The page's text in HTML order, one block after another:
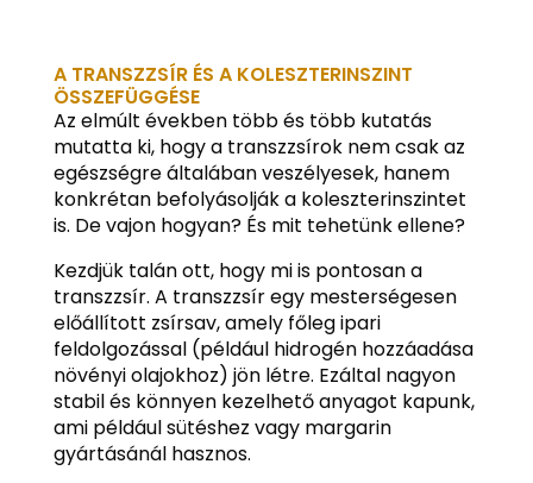
A TRANSZZSÍR ÉS A KOLESZTERINSZINT
ÖSSZEFÜGGÉSE
Az elmúlt években több és több kutatás
mutatta ki, hogy a transzzsírok nem csak az
egészségre általában veszélyesek, hanem
konkrétan befolyásolják a koleszterinszintet
is. De vajon hogyan? És mit tehetünk ellene?
Kezdjük talán ott, hogy mi is pontosan a
transzzsír. A transzzsír egy mesterségesen
előállított zsírsav, amely főleg ipari
feldolgozással (például hidrogén hozzáadása
növényi olajokhoz) jön létre. Ezáltal nagyon
stabil és könnyen kezelhető anyagot kapunk,
ami például sütéshez vagy margarin
gyártásánál hasznos.